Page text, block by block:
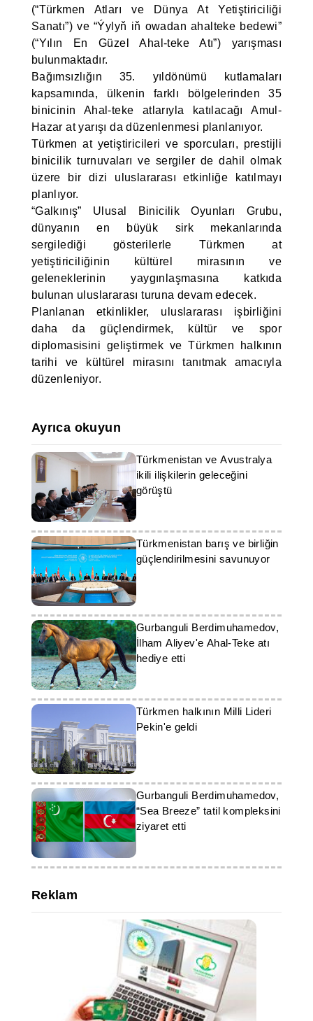
(“Türkmen Atları ve Dünya At Yetiştiriciliği
Sanatı”) ve “Ýylyň iň owadan ahalteke bedewi”
(“Yılın En Güzel Ahal-teke Atı”) yarışması
bulunmaktadır.
Bağımsızlığın 35. yıldönümü kutlamaları
kapsamında, ülkenin farklı bölgelerinden 35
binicinin Ahal-teke atlarıyla katılacağı Amul-
Hazar at yarışı da düzenlenmesi planlanıyor.
Türkmen at yetiştiricileri ve sporcuları, prestijli
binicilik turnuvaları ve sergiler de dahil olmak
üzere bir dizi uluslararası etkinliğe katılmayı
planlıyor.
“Galkınış” Ulusal Binicilik Oyunları Grubu,
dünyanın en büyük sirk mekanlarında
sergilediği gösterilerle Türkmen at
yetiştiriciliğinin kültürel mirasının ve
geleneklerinin yaygınlaşmasına katkıda
bulunan uluslararası turuna devam edecek.
Planlanan etkinlikler, uluslararası işbirliğini
daha da güçlendirmek, kültür ve spor
diplomasisini geliştirmek ve Türkmen halkının
tarihi ve kültürel mirasını tanıtmak amacıyla
düzenleniyor.
Ayrıca okuyun
Türkmenistan ve Avustralya
ikili ilişkilerin geleceğini
görüştü
Türkmenistan barış ve birliğin
güçlendirilmesini savunuyor
Gurbanguli Berdimuhamedov,
İlham Aliyev'e Ahal-Teke atı
hediye etti
Türkmen halkının Milli Lideri
Pekin'e geldi
Gurbanguli Berdimuhamedov,
“Sea Breeze” tatil kompleksini
ziyaret etti
Reklam